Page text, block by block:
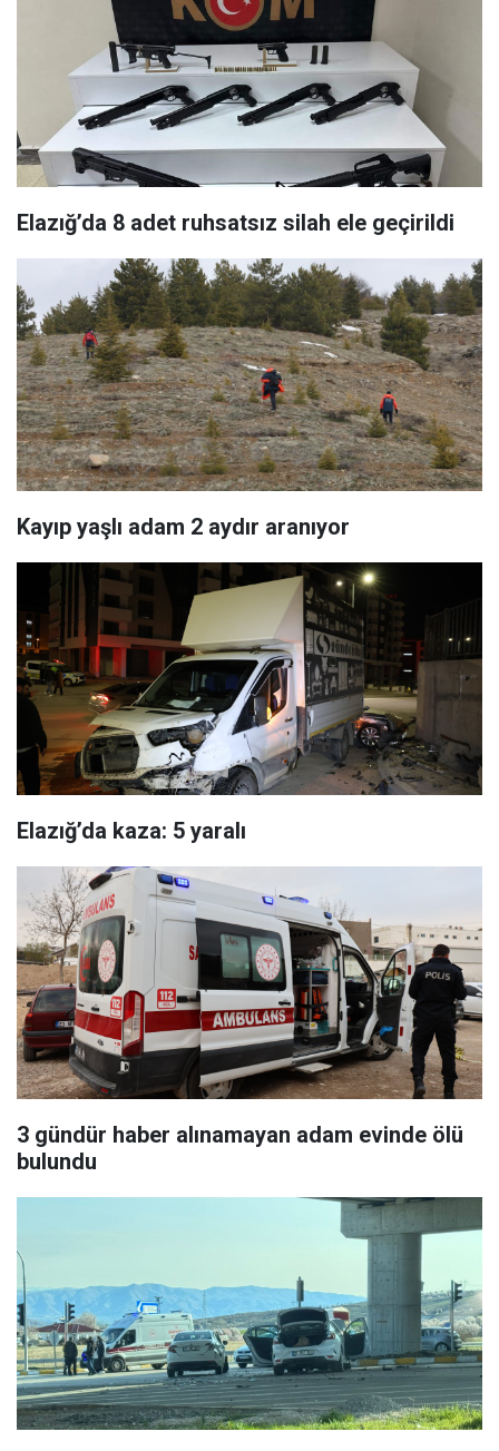
Elazığ’da 8 adet ruhsatsız silah ele geçirildi
Kayıp yaşlı adam 2 aydır aranıyor
Elazığ’da kaza: 5 yaralı
3 gündür haber alınamayan adam evinde ölü
bulundu